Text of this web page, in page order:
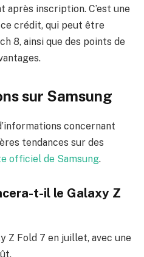
après inscription. C’est une
ce crédit, qui peut être
8, ainsi que des points de
sur Samsung
concernant
tendances sur des
officiel de Samsung.
t-il le Galaxy Z
Z Fold 7 en juillet, avec une